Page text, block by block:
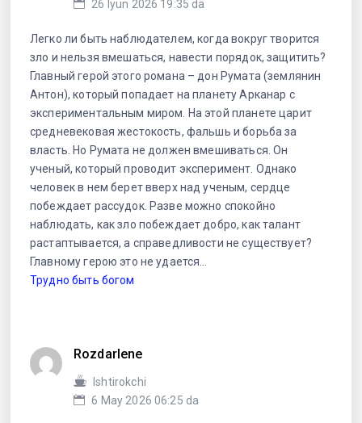
26 Iyun 2026 19:35 da
Легко ли быть наблюдателем, когда вокруг творится
зло и нельзя вмешаться, навести порядок, защитить?
Главный герой этого романа – дон Румата (землянин
Антон), который попадает на планету Арканар с
экспериментальным миром. На этой планете царит
средневековая жестокость, фальшь и борьба за
власть. Но Румата не должен вмешиваться. Он
ученый, который проводит эксперимент. Однако
человек в нем берет вверх над ученым, сердце
побеждает рассудок. Разве можно спокойно
наблюдать, как зло побеждает добро, как талант
растаптывается, а справедливости не существует?
Главному герою это не удается…
Трудно быть богом
Rozdarlene
Ishtirokchi
6 May 2026 06:25 da